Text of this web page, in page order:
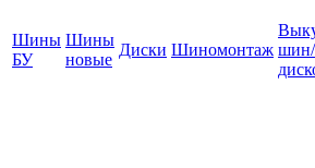
Шины
БУ
Шины
новые
Диски Шиномонтаж шин/